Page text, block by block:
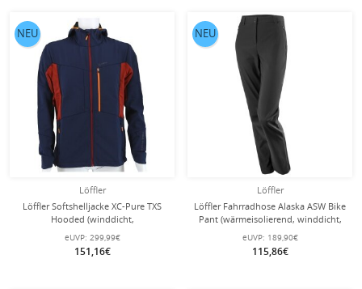
Löffler
Löffler Softshelljacke XC-Pure TXS
Hooded (winddicht,
wasserabweisend) dunkelblau
Herren
eUVP: 299,99€
151,16€
NEU
Löffler
Löffler Fahrradhose Alaska ASW Bike
Pant (wärmeisolierend, winddicht,
elastisch) schwarz Damen
eUVP: 189,90€
115,86€
NEU